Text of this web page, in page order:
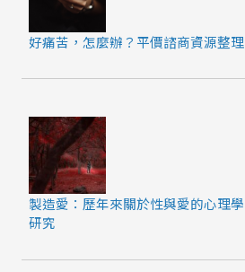
好痛苦，怎麼辦？平價諮商資源整理
製造愛：歷年來關於性與愛的心理學
研究